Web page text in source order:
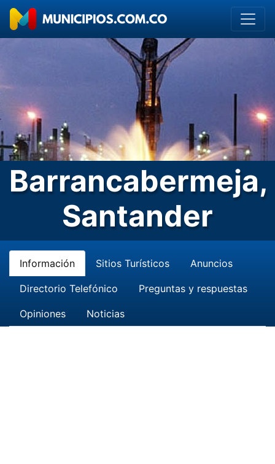
Barrancabermeja,
Santander
Información Sitios Turísticos Anuncios
Directorio Telefónico Preguntas y respuestas
Opiniones Noticias